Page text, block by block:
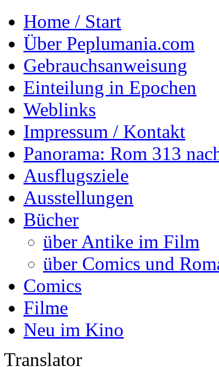
Home / Start
Über Peplumania.com
Gebrauchsanweisung
Einteilung in Epochen
Weblinks
Impressum / Kontakt
Panorama: Rom 313
Ausflugsziele
Ausstellungen
Bücher
über Antike im Film
über Comics und
Comics
Filme
Neu im Kino
Translator